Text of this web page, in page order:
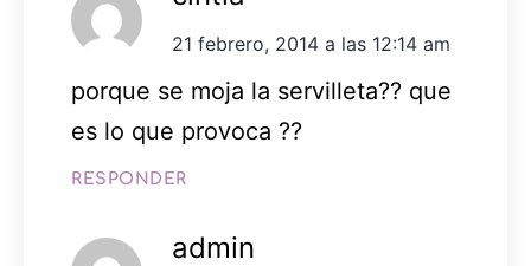
21 febrero, 2014 a las 12:14 am
porque se moja la servilleta?? que
es lo que provoca ??
RESPONDER
admin